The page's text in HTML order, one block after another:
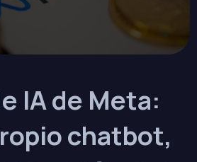
IA de Meta:
chatbot,